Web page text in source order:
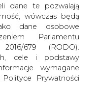
dane te pozwalają
wówczas będą
dane osobowe
Parlamentu
679 (RODO).
cele i podstawy
wymagane
Prywatności